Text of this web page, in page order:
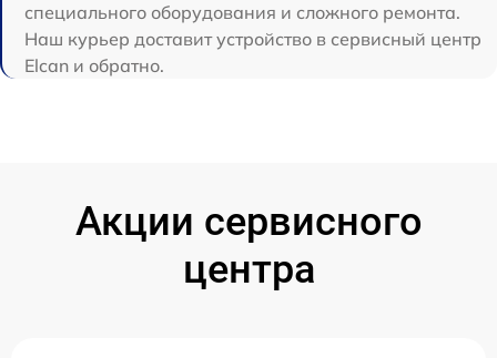
специального оборудования и сложного ремонта.
Наш курьер доставит устройство в сервисный центр
Elcan и обратно.
Акции сервисного
центра